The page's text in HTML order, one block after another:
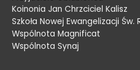
Koinonia Jan Chrzciciel Kalisz
Szkoła Nowej Ewangelizacji Św.
Wspólnota Magnificat
Wspólnota Synaj